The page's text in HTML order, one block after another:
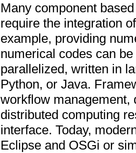
Many component
require the integration
example, providing
numerical codes can
parallelized, written in
Python, or Java.
workflow management,
distributed computing
interface. Today,
Eclipse and OSGi or